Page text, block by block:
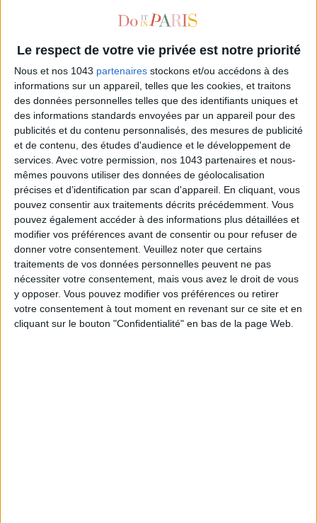
Le respect de votre vie privée est notre priorité
Nous et nos 1043 partenaires stockons et/ou accédons à des
informations sur un appareil, telles que les cookies, et traitons
des données personnelles telles que des identifiants uniques et
des informations standards envoyées par un appareil pour des
publicités et du contenu personnalisés, des mesures de publicité
et de contenu, des études d'audience et le développement de
services. Avec votre permission, nos 1043 partenaires et nous-
mêmes pouvons utiliser des données de géolocalisation
précises et d’identification par scan d'appareil. En cliquant, vous
pouvez consentir aux traitements décrits précédemment. Vous
pouvez également accéder à des informations plus détaillées et
modifier vos préférences avant de consentir ou pour refuser de
donner votre consentement. Veuillez noter que certains
traitements de vos données personnelles peuvent ne pas
nécessiter votre consentement, mais vous avez le droit de vous
y opposer. Vous pouvez modifier vos préférences ou retirer
votre consentement à tout moment en revenant sur ce site et en
cliquant sur le bouton "Confidentialité" en bas de la page Web.
LES SPF 50 QUI DONNENT ENVIE DE SE TARTINER
LES MEILLEURS HÔTELS POUR UN WEEK-END SPA ET GASTRONOMIE